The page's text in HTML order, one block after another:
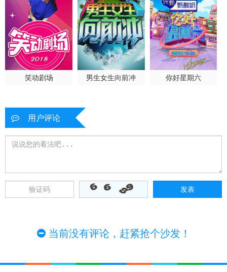
笑动剧场 男生女生向前冲 你好星期六
用户评论
当前没有评论，赶紧抢个沙发！